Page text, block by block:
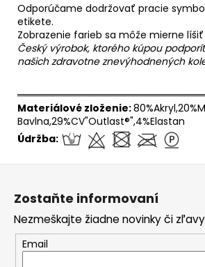
Odporúčame dodržovať pracie
etikete.
Zobrazenie farieb sa môže mierne
Český výrobok, ktorého kúpou
našich zdravotne znevýhodnených
Materiálové zloženie:
Bavlna,29%CV"Outlast®",4%Elastan
Údržba:
Zostaňte informovaní
Nezmeškajte žiadne novinky či
Email